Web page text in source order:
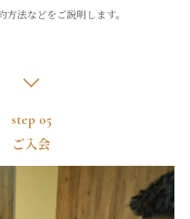
レッスンを予約する
法などをご説明します。
step 05
ご入会